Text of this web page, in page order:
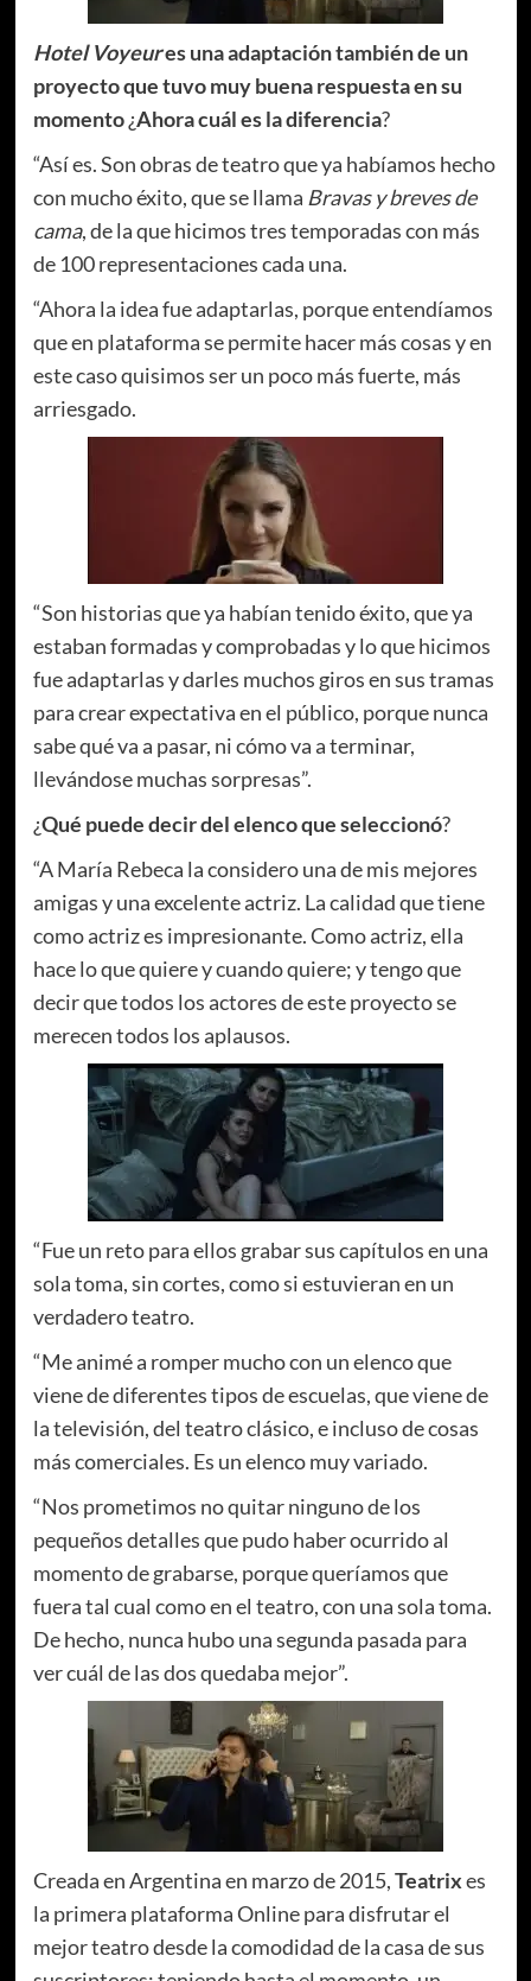
Hotel Voyeures una adaptación también de un
proyecto que tuvo muy buena respuesta en su
momento¿Ahora cuál es la diferencia?
“Así es. Son obras de teatro que ya habíamos hecho
con mucho éxito, que se llama Bravas y breves de
cama, de la que hicimos tres temporadas con más
de 100 representaciones cada una.
“Ahora la idea fue adaptarlas, porque entendíamos
que en plataforma se permite hacer más cosas y en
este caso quisimos ser un poco más fuerte, más
arriesgado.
“Son historias que ya habían tenido éxito, que ya
estaban formadas y comprobadas y lo que hicimos
fue adaptarlas y darles muchos giros en sus tramas
para crear expectativa en el público, porque nunca
sabe qué va a pasar, ni cómo va a terminar,
llevándose muchas sorpresas”.
¿Qué puede decir del elenco que seleccionó?
“A María Rebeca la considero una de mis mejores
amigas y una excelente actriz. La calidad que tiene
como actriz es impresionante. Como actriz, ella
hace lo que quiere y cuando quiere; y tengo que
decir que todos los actores de este proyecto se
merecen todos los aplausos.
“Fue un reto para ellos grabar sus capítulos en una
sola toma, sin cortes, como si estuvieran en un
verdadero teatro.
“Me animé a romper mucho con un elenco que
viene de diferentes tipos de escuelas, que viene de
la televisión, del teatro clásico, e incluso de cosas
más comerciales. Es un elenco muy variado.
“Nos prometimos no quitar ninguno de los
pequeños detalles que pudo haber ocurrido al
momento de grabarse, porque queríamos que
fuera tal cual como en el teatro, con una sola toma.
De hecho, nunca hubo una segunda pasada para
ver cuál de las dos quedaba mejor”.
Creada en Argentina en marzo de 2015,Teatrixes
la primera plataforma Online para disfrutar el
mejor teatro desde la comodidad de la casa de sus